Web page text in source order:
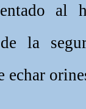
al
la
echar